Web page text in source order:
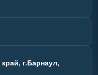
г.Барнаул,